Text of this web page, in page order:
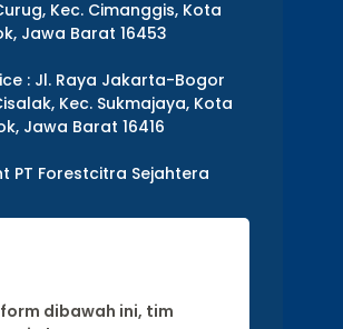
Kec. Cimanggis, Kota
Jawa Barat 16453
: Jl. Raya Jakarta-Bogor
Kec. Sukmajaya, Kota
Jawa Barat 16416
PT Forestcitra Sejahtera
dibawah ini, tim